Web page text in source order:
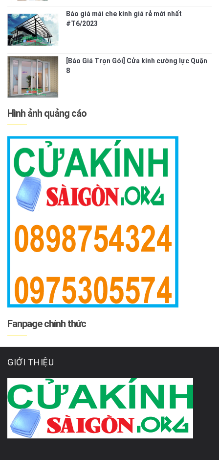
Báo giá mái che kính giá rẻ mới nhất
#T6/2023
[Báo Giá Trọn Gói] Cửa kính cường lực Quận
8
Hình ảnh quảng cáo
Fanpage chính thức
GIỚI THIỆU